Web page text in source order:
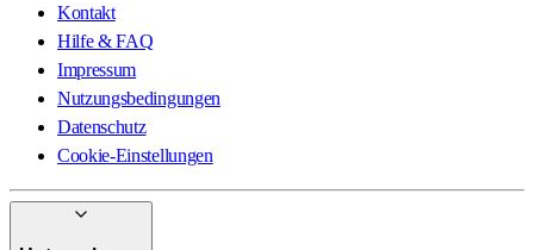
Kontakt
Hilfe & FAQ
Impressum
Nutzungsbedingungen
Datenschutz
Cookie-Einstellungen